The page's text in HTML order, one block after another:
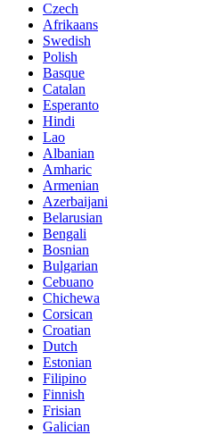
Czech
Afrikaans
Swedish
Polish
Basque
Catalan
Esperanto
Hindi
Lao
Albanian
Amharic
Armenian
Azerbaijani
Belarusian
Bengali
Bosnian
Bulgarian
Cebuano
Chichewa
Corsican
Croatian
Dutch
Estonian
Filipino
Finnish
Frisian
Galician